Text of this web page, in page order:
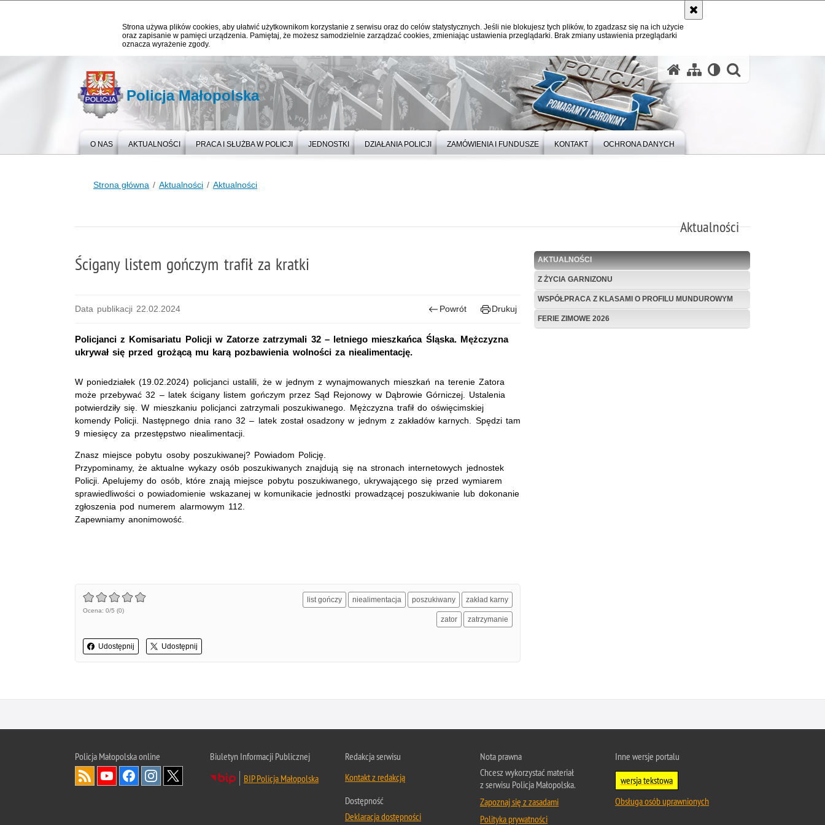
Strona używa plików cookies, aby ułatwić użytkownikom korzystanie z serwisu oraz do celów statystycznych. Jeśli nie blokujesz tych plików, to zgadzasz się na ich użycie
oraz zapisanie w pamięci urządzenia. Pamiętaj, że możesz samodzielnie zarządzać cookies, zmieniając ustawienia przeglądarki. Brak zmiany ustawienia przeglądarki
oznacza wyrażenie zgody.
Policja Małopolska
O NAS AKTUALNOŚCI PRACA I SŁUŻBA W POLICJI JEDNOSTKI DZIAŁANIA POLICJI ZAMÓWIENIA I FUNDUSZE KONTAKT OCHRONA DANYCH
Strona główna Aktualności Aktualności
Aktualności
Ścigany listem gończym trafił za kratki
Data publikacji 22.02.2024 Powrót Drukuj
Policjanci z Komisariatu Policji w Zatorze zatrzymali 32 – letniego mieszkańca Śląska. Mężczyzna
ukrywał się przed grożącą mu karą pozbawienia wolności za niealimentację.
W poniedziałek (19.02.2024) policjanci ustalili, że w jednym z wynajmowanych mieszkań na terenie Zatora
może przebywać 32 – latek ścigany listem gończym przez Sąd Rejonowy w Dąbrowie Górniczej. Ustalenia
potwierdziły się. W mieszkaniu policjanci zatrzymali poszukiwanego. Mężczyzna trafił do oświęcimskiej
komendy Policji. Następnego dnia rano 32 – latek został osadzony w jednym z zakładów karnych. Spędzi tam
9 miesięcy za przestępstwo niealimentacji.
Znasz miejsce pobytu osoby poszukiwanej? Powiadom Policję.
Przypominamy, że aktualne wykazy osób poszukiwanych znajdują się na stronach internetowych jednostek
Policji. Apelujemy do osób, które znają miejsce pobytu poszukiwanego, ukrywającego się przed wymiarem
sprawiedliwości o powiadomienie wskazanej w komunikacie jednostki prowadzącej poszukiwanie lub dokonanie
zgłoszenia pod numerem alarmowym 112.
Zapewniamy anonimowość.
Ocena: 0/5 (0)
Udostępnij Udostępnij
list gończy niealimentacja poszukiwany zakład karny
zator zatrzymanie
AKTUALNOŚCI
Z ŻYCIA GARNIZONU
WSPÓŁPRACA Z KLASAMI O PROFILU MUNDUROWYM
FERIE ZIMOWE 2026
Policja Małopolska online
Biuletyn Informacji Publicznej
BIP Policja Małopolska
Redakcja serwisu
Kontakt z redakcją
Dostępność
Deklaracja dostępności
Nota prawna
Chcesz wykorzystać materiał
z serwisu Policja Małopolska.
Zapoznaj się z zasadami
Polityka prywatności
Inne wersje portalu
wersja tekstowa
Obsługa osób uprawnionych